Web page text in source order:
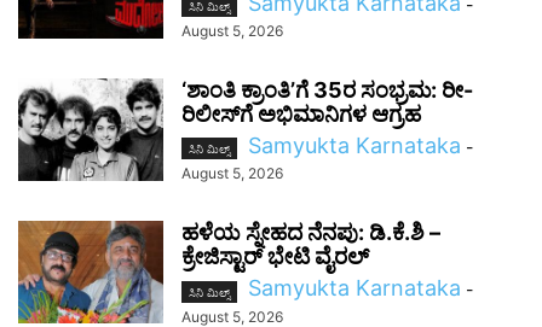
ಸಿನಿ ಮಿಲ್ಸ್ -
August 5, 2026
‘ಶಾಂತಿ ಕ್ರಾಂತಿ’ಗೆ 35ರ ಸಂಭ್ರಮ: ರೀ-
ರಿಲೀಸ್‌ಗೆ ಅಭಿಮಾನಿಗಳ ಆಗ್ರಹ
ಸಿನಿ ಮಿಲ್ಸ್ Samyukta Karnataka -
August 5, 2026
ಹಳೆಯ ಸ್ನೇಹದ ನೆನಪು: ಡಿ.ಕೆ.ಶಿ –
ಕ್ರೇಜಿಸ್ಟಾರ್‌ ಭೇಟಿ ವೈರಲ್
ಸಿನಿ ಮಿಲ್ಸ್ Samyukta Karnataka -
August 5, 2026